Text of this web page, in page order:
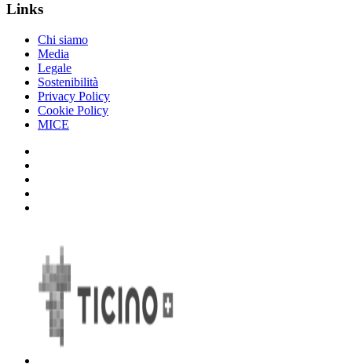
Links
Chi siamo
Media
Legale
Sostenibilità
Privacy Policy
Cookie Policy
MICE